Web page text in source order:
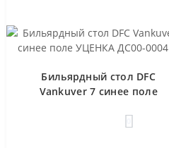
Бильярдный стол DFC
Vankuver 7 синее поле